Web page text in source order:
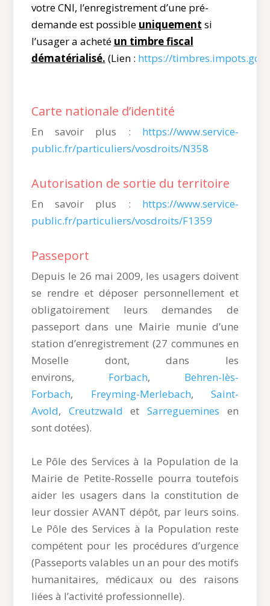
votre CNI, l’enregistrement d’une pré-
demande est possible uniquement si
l’usager a acheté un timbre fiscal
dématérialisé. (Lien : https://
Carte nationale d’identité
En savoir plus : https://www.service-
public.fr/particuliers/vosdroits/N358
Autorisation de sortie du territoire
En savoir plus : https://www.service-
public.fr/particuliers/vosdroits/F1359
Passeport
Depuis le 26 mai 2009, les usagers doivent
se rendre et déposer personnellement et
obligatoirement leurs demandes de
passeport dans une Mairie munie d’une
station d’enregistrement (27 communes en
Moselle dont, dans les
environs, Forbach, Behren-lès-
Forbach, Freyming-Merlebach,Saint-
Avold, Creutzwald etSarreguemines en
sont dotées).
Le Pôle des Services à la Population de la
Mairie de Petite-Rosselle pourra toutefois
aider les usagers dans la constitution de
leur dossier AVANT dépôt, par leurs soins.
Le Pôle des Services à la Population reste
compétent pour les procédures d’urgence
(Passeports valables un an pour des motifs
humanitaires, médicaux ou des raisons
liées à l’activité professionnelle).